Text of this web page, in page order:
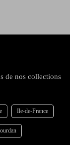
de nos collections
Ile-de-France